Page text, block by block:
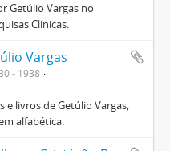
Getúlio Vargas no
Clínicas.
Vargas
- 1938
e livros de Getúlio Vargas,
alfabética.